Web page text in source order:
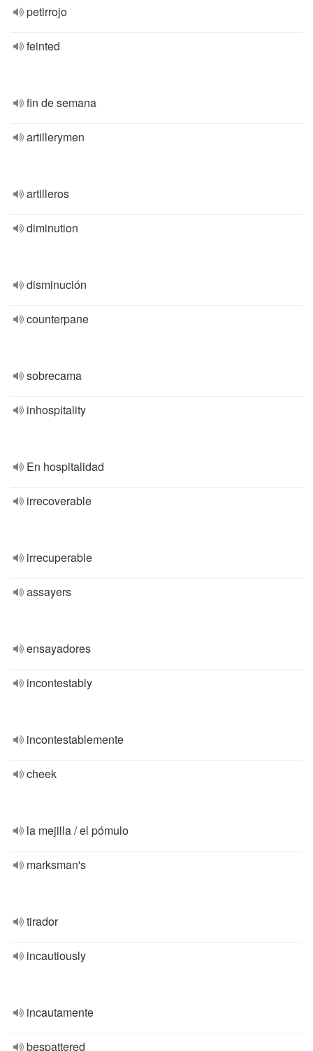
petirrojo
feinted
fin de semana
artillerymen
artilleros
diminution
disminución
counterpane
sobrecama
inhospitality
En hospitalidad
irrecoverable
irrecuperable
assayers
ensayadores
incontestably
incontestablemente
cheek
la mejilla / el pómulo
marksman's
tirador
incautiously
incautamente
bespattered